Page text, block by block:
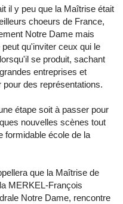
il y peu que la Maîtrise était
choeurs de France,
Notre Dame mais
qu'inviter ceux qui le
se produit, sachant
entreprises et
des représentations.
étape soit à passer pour
nouvelles scènes tout
formidable école de la
que la Maîtrise de
MERKEL-François
Notre Dame, rencontre